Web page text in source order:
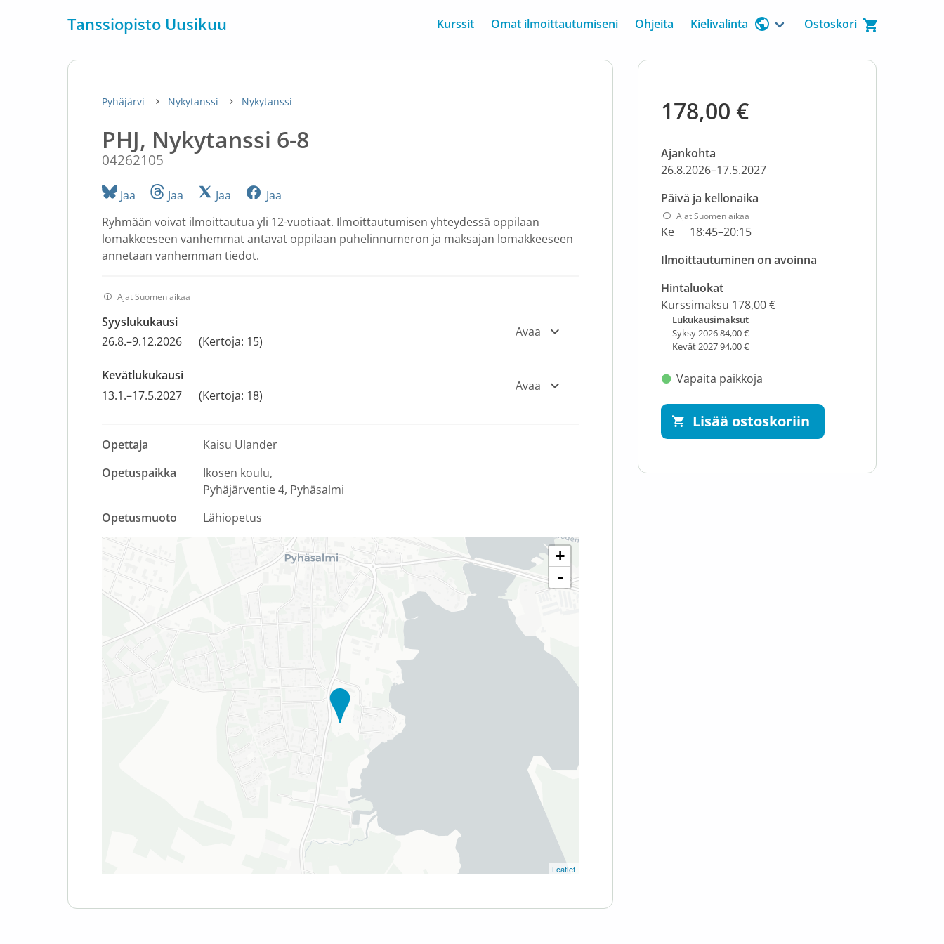
Tanssiopisto Uusikuu Kurssit Omat ilmoittautumiseni Ohjeita Kielivalinta Ostoskori
Pyhäjärvi Nykytanssi Nykytanssi
PHJ, Nykytanssi 6-8
04262105
Jaa Jaa Jaa
Jaa
Ryhmään voivat ilmoittautua yli 12-vuotiaat. Ilmoittautumisen yhteydessä oppilaan
lomakkeeseen vanhemmat antavat oppilaan puhelinnumeron ja maksajan lomakkeeseen
annetaan vanhemman tiedot.
Ajat Suomen aikaa
Syyslukukausi
26.8.–9.12.2026
(Kertoja: 15)
Avaa
Kevätlukukausi
13.1.–17.5.2027
(Kertoja: 18)
Avaa
Opettaja
Kaisu Ulander
Opetuspaikka
Ikosen koulu
Pyhäjärventie 4 Pyhäsalmi
Opetusmuoto
Lähiopetus
+
-
Leaflet
178,00 €
Ajankohta
26.8.2026–17.5.2027
Päivä ja kellonaika
Ajat Suomen aikaa
Ke
18:45–20:15
Ilmoittautuminen on avoinna
Hintaluokat
Kurssimaksu 178,00 €
Lukukausimaksut
Syksy 2026 84,00 €
Kevät 2027 94,00 €
Vapaita paikkoja
Lisää ostoskoriin